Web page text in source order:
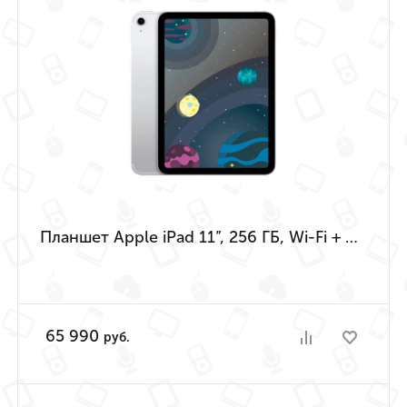
Планшет Apple iPad 11”, 256 ГБ, Wi-Fi + Cellular (Серебристый | Silver) (A16 | 2025)
65 990 руб.